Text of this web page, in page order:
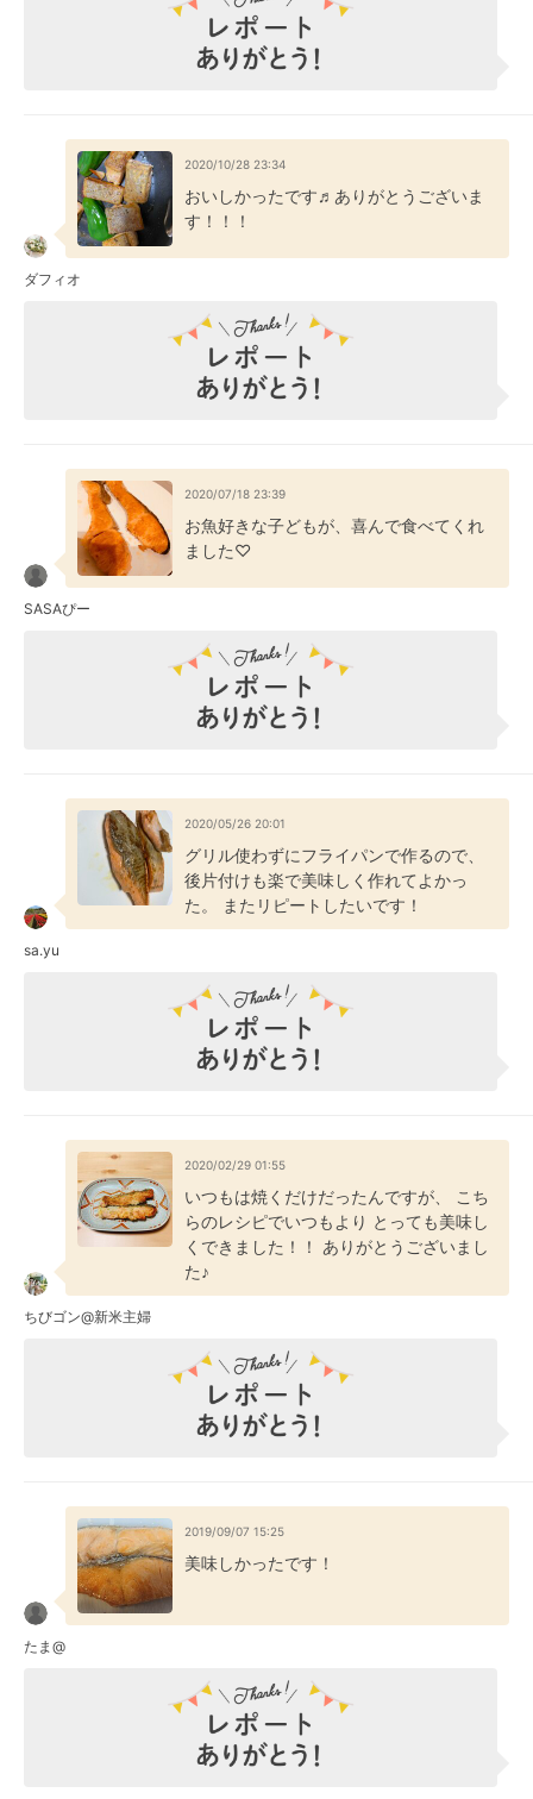
2020/10/28 23:34
おいしかったです♬ありがとうございま
す！！！
ダフィオ
2020/07/18 23:39
お魚好きな子どもが、喜んで食べてくれ
ました♡
SASAぴー
2020/05/26 20:01
グリル使わずにフライパンで作るので、
後片付けも楽で美味しく作れてよかっ
た。 またリピートしたいです！
sa.yu
2020/02/29 01:55
いつもは焼くだけだったんですが、 こち
らのレシピでいつもより とっても美味し
くできました！！ ありがとうございまし
た♪
ちびゴン@新米主婦
2019/09/07 15:25
美味しかったです！
たま@